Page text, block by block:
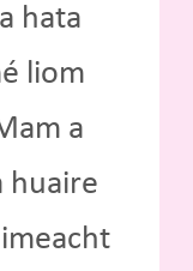
hata
liom
a
huaire